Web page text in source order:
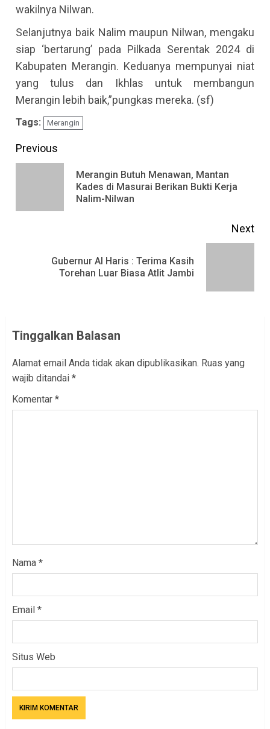
wakilnya Nilwan.
Selanjutnya baik Nalim maupun Nilwan, mengaku
siap ‘bertarung’ pada Pilkada Serentak 2024 di
Kabupaten Merangin. Keduanya mempunyai niat
yang tulus dan Ikhlas untuk membangun
Merangin lebih baik,”pungkas mereka. (sf)
Tags: Merangin
Continue
Previous
Merangin Butuh Menawan, Mantan
Kades di Masurai Berikan Bukti Kerja
Nalim-Nilwan
Next
Gubernur Al Haris : Terima Kasih
Torehan Luar Biasa Atlit Jambi
Tinggalkan Balasan
Alamat email Anda tidak akan dipublikasikan. Ruas yang
wajib ditandai *
Komentar *
Nama *
Email *
Situs Web